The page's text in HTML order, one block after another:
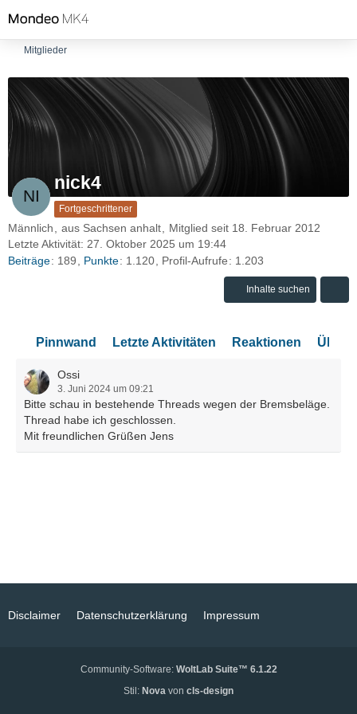
Mitglieder
nick4
Fortgeschrittener
Männlich aus Sachsen anhalt
Mitglied seit 18. Februar 2012
Letzte Aktivität: 27. Oktober 2025 um 19:44
Beiträge
189 Punkte 1.120 Profil-Aufrufe 1.203
Inhalte suchen
Pinnwand Letzte Aktivitäten Reaktionen Über
Ossi
3. Juni 2024 um 09:21
Bitte schau in bestehende Threads wegen der Bremsbeläge.
Thread habe ich geschlossen.
Mit freundlichen Grüßen Jens
Disclaimer Datenschutzerklärung Impressum
Community-Software: WoltLab Suite™ 6.1.22
Stil: Nova von cls-design